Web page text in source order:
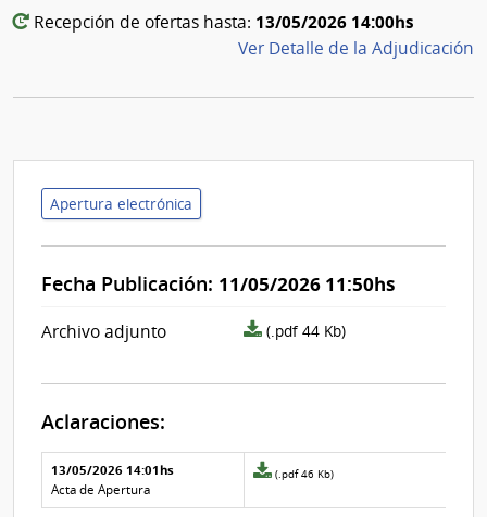
Recepción de ofertas hasta: 13/05/2026 14:00hs
Ver Detalle de la Adjudicación
Apertura electrónica
Fecha Publicación: 11/05/2026 11:50hs
Archivo adjunto
archivo
(.pdf 44 Kb)
Aclaraciones:
Aclaraciones del llamado
Fecha y
texto de
la
Archivo
de la
13/05/2026 14:01hs
Acta de Apertura
Archivo
de
(.pdf 46 Kb)